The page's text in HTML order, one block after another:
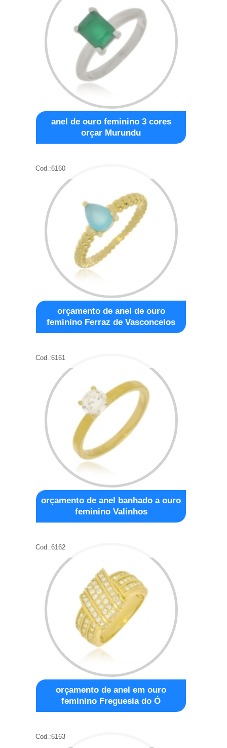
anel de ouro feminino 3 cores
orçar Murundu
Cod.:6160
orçamento de anel de ouro
feminino Ferraz de Vasconcelos
Cod.:6161
orçamento de anel banhado a ouro
feminino Valinhos
Cod.:6162
orçamento de anel em ouro
feminino Freguesia do Ó
Cod.:6163